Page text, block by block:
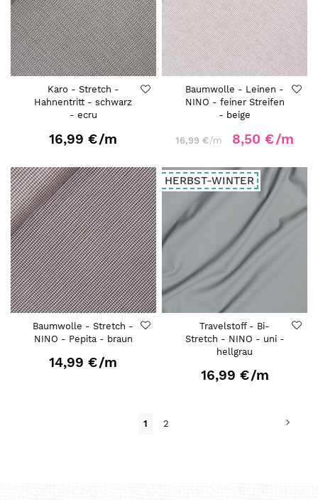
Karo - Stretch -
Hahnentritt - schwarz
- ecru
16,99 €/m
Baumwolle - Leinen -
NINO - feiner Streifen
- beige
16,99 €/m 8,50 €/m
Baumwolle - Stretch -
NINO - Pepita - braun
14,99 €/m
HERBST-WINTER
Travelstoff - Bi-
Stretch - NINO - uni -
hellgrau
16,99 €/m
Du
1 Seite
2